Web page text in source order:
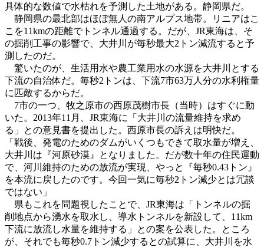
具体的な数値で水枯れを予測した土地がある。静岡県だ。
静岡県の最北部はほぼ無人の南アルプス地帯。リニアはこ
こを11kmの距離でトンネル通過する。だが、JR東海は、そ
の掘削工事の影響で、大井川が毎秒最大2トン減流すると予
測したのだ。
驚いたのが、生活用水や農工業用水の水源を大井川とする
下流の自治体だ。毎秒2トンは、下流7市63万人分の水利権量
に匹敵するからだ。
7市の一つ、牧之原市の西原茂樹市長（当時）はすぐに動
いた。2013年11月、JR東海に「大井川の流量維持を求め
る」との意見書を提出した。西原市長の訴えは明快だ。
「戦後、発電のためのダムがいくつもできて取水量が増え、
大井川は『河原砂漠』となりました。だが数十年の住民運動
で、河川維持のための放流が実現、やっと『毎秒0.43トン』
を本流に戻したのです。今回一気に毎秒2トン減少とは冗談
ではない」
県もこれを問題視したことで、JR東海は「トンネルの掘
削地点から湧水を取水し、導水トンネルを新設して、11km
下流に放流し水量を維持する」との案を公表した。ところ
が、それでも毎秒0.7トン減少するとの試算に、大井川を水